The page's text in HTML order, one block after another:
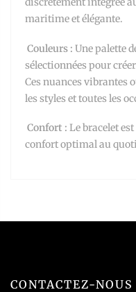
maritime et élégante.
Couleurs : Une palette
sélectionnées pour
Ces nuances vibrantes
les styles et toutes les
Confort : Le bracelet
confort optimal au
CONTACTEZ-NOUS